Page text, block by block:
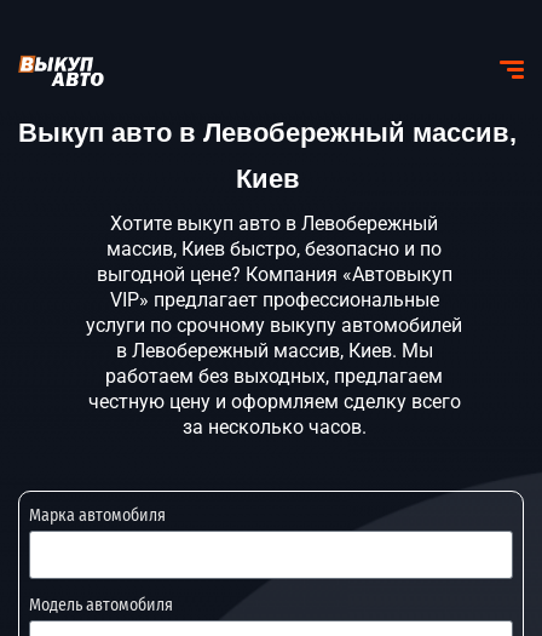
Выкуп авто в Левобережный массив,
Киев
Хотите выкуп авто в Левобережный
массив, Киев быстро, безопасно и по
выгодной цене? Компания «Автовыкуп
VIP» предлагает профессиональные
услуги по срочному выкупу автомобилей
в Левобережный массив, Киев. Мы
работаем без выходных, предлагаем
честную цену и оформляем сделку всего
за несколько часов.
Марка автомобиля
Модель автомобиля